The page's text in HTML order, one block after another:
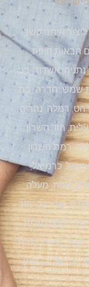
איתנו קשר
הבאות:חיפה,
אשדוד, בני
שמש, חדרה, בת
רהט, רמלה, נהריה,
הוד השרון,
רמת השרון,
כרמיאל,
גליל, צפת, מעלה
שדרות, יהוד
יקנעם עלית,
טירה, טירת
אריאל, בן שאן,